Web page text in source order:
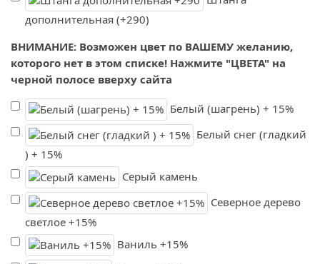
дополнительная (+290)
ВНИМАНИЕ: Возможен цвет по ВАШЕМУ желанию,
которого нет в этом списке! Нажмите "ЦВЕТА" на
черной полосе вверху сайта
Белый (шагрень) + 15%
Белый снег (гладкий
) + 15%
Серый камень
Северное дерево
светлое +15%
Ваниль +15%